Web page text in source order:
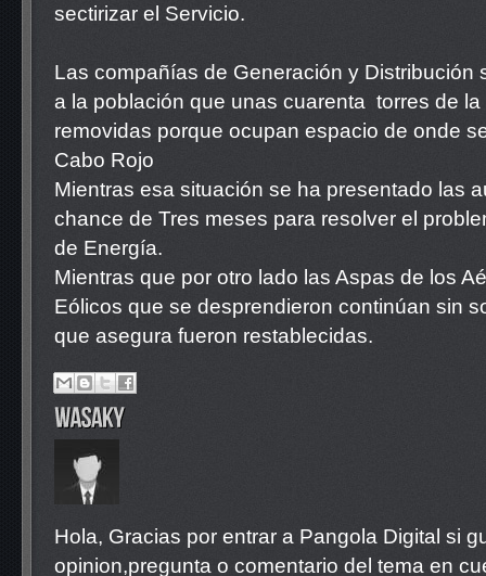
sectirizar el Servicio.
Las compañías de Generación y Distribución
a la población que unas cuarenta torres de
removidas porque ocupan espacio de onde
Cabo Rojo
Mientras esa situación se ha presentado las
chance de Tres meses para resolver el
de Energía.
Mientras que por otro lado las Aspas de los
Eólicos que se desprendieron continúan sin
que asegura fueron restablecidas.
Hola, Gracias por entrar a Pangola Digital si
opinion,pregunta o comentario del tema en